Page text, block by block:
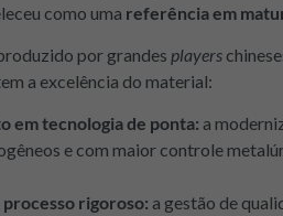
como uma referência em
por grandes players
a excelência do material:
em tecnologia de ponta: a
e com maior controle
rigoroso: a gestão de